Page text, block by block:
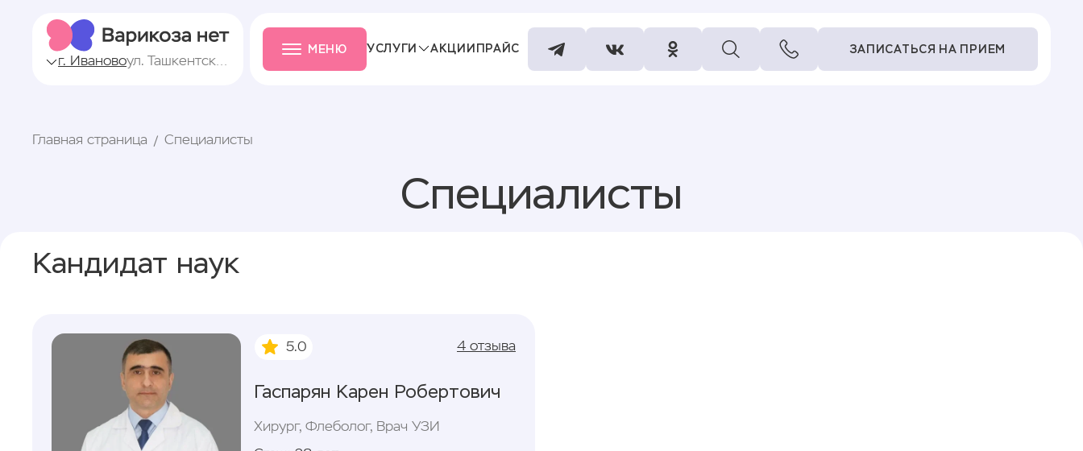
г. Иваново ул. Ташкентская, 57
МЕНЮ УСЛУГИ АКЦИИПРАЙС
ЗАПИСАТЬСЯ НА ПРИЕМ
Главная страница Специалисты
Специалисты
Кандидат наук
5.0 4 отзыва
Гаспарян Карен Робертович
Хирург, Флеболог, Врач УЗИ